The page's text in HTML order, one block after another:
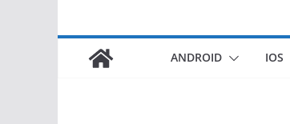
ANDROID IOS